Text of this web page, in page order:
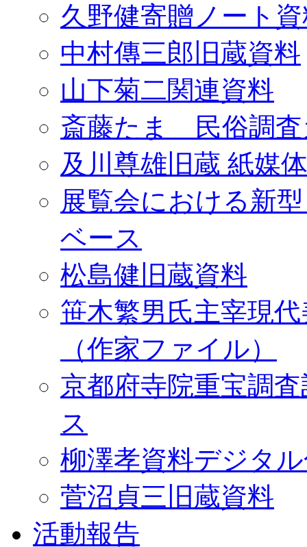
久野健寄贈ノート
中村傳三郎旧蔵資料
山下菊二関連資料
斎藤たま 民俗調査
及川尊雄旧蔵 紙媒
展覧会における新
ベース
松島健旧蔵資料
笹木繁男氏主宰現
（作家ファイル）
京都府寺院重宝調
ス
柳澤孝資料デジタ
菅沼貞三旧蔵資料
活動報告